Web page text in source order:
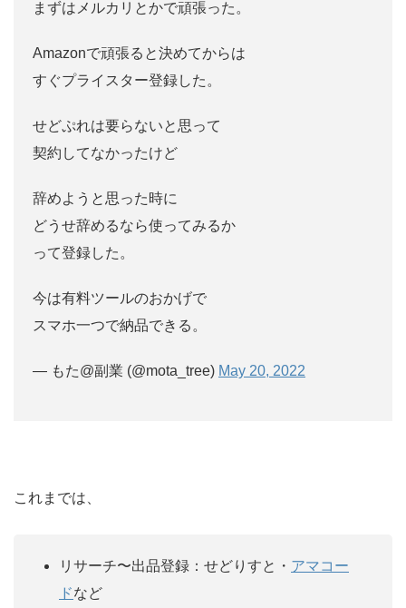
まずはメルカリとかで頑張った。
Amazonで頑張ると決めてからは
すぐプライスター登録した。
せどぷれは要らないと思って
契約してなかったけど
辞めようと思った時に
どうせ辞めるなら使ってみるか
って登録した。
今は有料ツールのおかげで
スマホ一つで納品できる。
— もた@副業 (@mota_tree) May 20, 2022
これまでは、
リサーチ〜出品登録：せどりすと・ アマコー
ドなど